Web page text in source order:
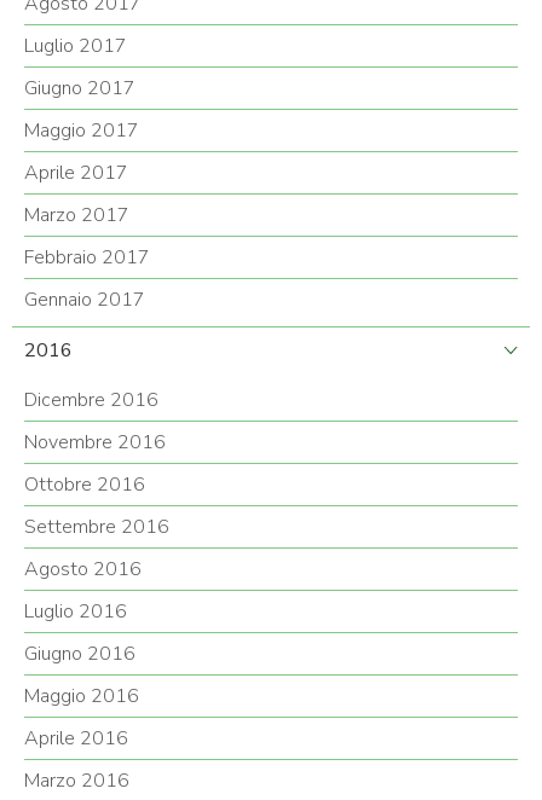
Luglio 2017
Giugno 2017
Maggio 2017
Aprile 2017
Marzo 2017
Febbraio 2017
Gennaio 2017
2016
Dicembre 2016
Novembre 2016
Ottobre 2016
Settembre 2016
Agosto 2016
Luglio 2016
Giugno 2016
Maggio 2016
Aprile 2016
Marzo 2016